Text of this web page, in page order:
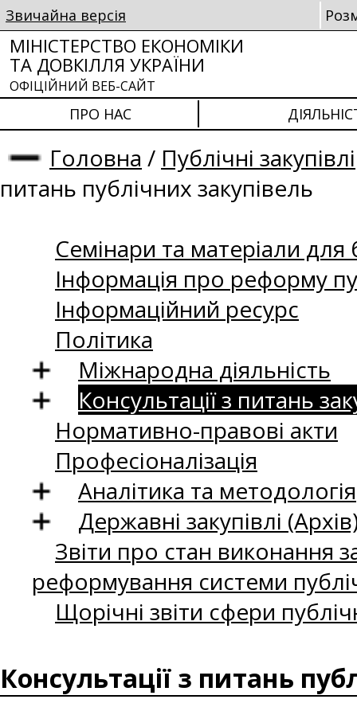
Звичайна версія
МІНІСТЕРСТВО ЕКОНОМІКИ
ТА ДОВКІЛЛЯ УКРАЇНИ
ОФІЦІЙНИЙ ВЕБ-САЙТ
ПРО НАС
Головна / Публічні закупівлі
питань публічних закупівель
Семінари та матеріали для
Інформація про реформу
Інформаційний ресурс
Політика
Міжнародна діяльність
Консультації з питань
Нормативно-правові акти
Професіоналізація
Аналітика та методологія
Державні закупівлі
Звіти про стан виконання
реформування системи
Щорічні звіти сфери
Консультації з питань